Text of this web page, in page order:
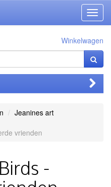
Winkelwagen
Jeanines art
vrienden
-